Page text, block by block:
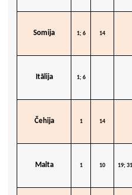
Somija 1; 6 14
Itālija 1; 6
Čehija 1 14
Malta 1 10 19; 31